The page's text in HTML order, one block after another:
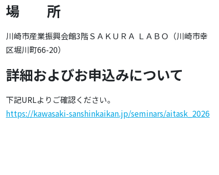
場 所
川崎市産業振興会館3階ＳＡＫＵＲＡ ＬＡＢＯ（川崎市幸
区堀川町66-20）
詳細およびお申込みについて
下記URLよりご確認ください。
https://kawasaki-sanshinkaikan.jp/seminars/aitask_2026